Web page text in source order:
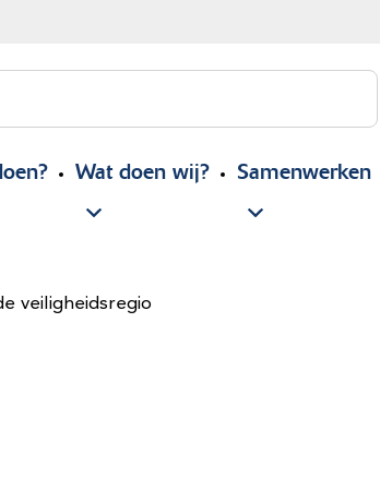
Wat doen wij? Samenwerken
veiligheidsregio